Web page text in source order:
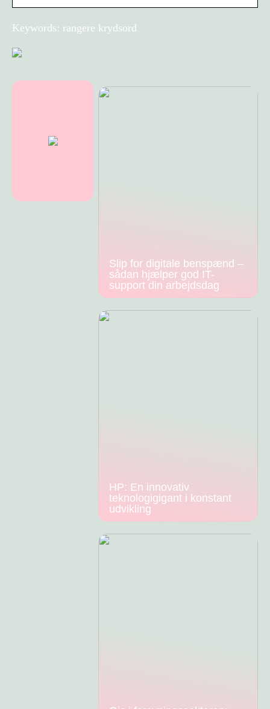
Keywords: rangere krydsord
Slip for digitale benspænd –
sådan hjælper god IT-
support din arbejdsdag
HP: En innovativ
teknologigigant i konstant
udvikling